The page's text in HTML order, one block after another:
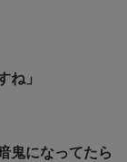
ね」
鬼になってたら